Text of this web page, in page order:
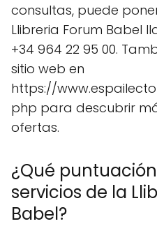
consultas, puede
Llibreria Forum Babel
+34 964 22 95 00.
sitio web en
https://
php para descubrir
ofertas.
¿Qué
servicios de la
Babel?